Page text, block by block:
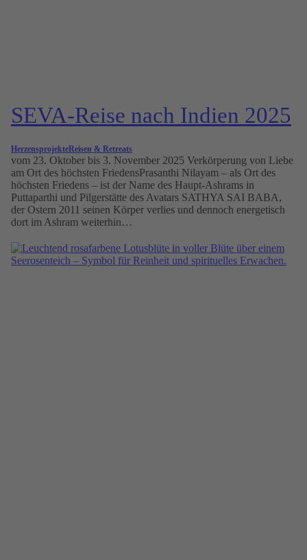
SEVA-Reise nach Indien 2025
HerzensprojekteReisen & Retreats
vom 23. Oktober bis 3. November 2025 Verkörperung von Liebe
am Ort des höchsten FriedensPrasanthi Nilayam – als Ort des
höchsten Friedens – ist der Name des Haupt-Ashrams in
Puttaparthi und Pilgerstätte des Avatars SATHYA SAI BABA,
der Ostern 2011 seinen Körper verlies und dennoch energetisch
dort im Ashram weiterhin…